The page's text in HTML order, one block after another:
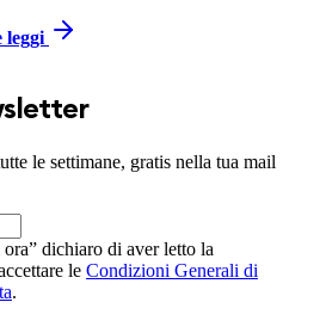
leggi
le settimane, gratis nella tua mail
dichiaro di aver letto la
le Condizioni Generali di
.